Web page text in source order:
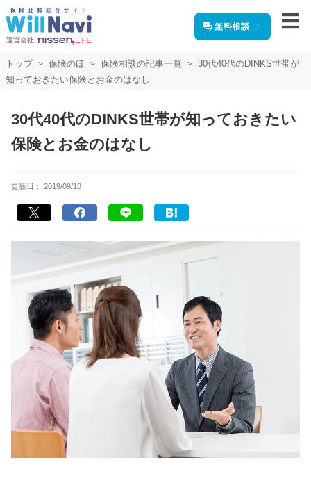
運営会社:
無料相談
トップ 保険のほ 保険相談の記事一覧
30代40代のDINKS世帯が
知っておきたい保険とお金のはなし
30代40代のDINKS世帯が知っておきたい
保険とお金のはなし
更新日： 2019/09/18